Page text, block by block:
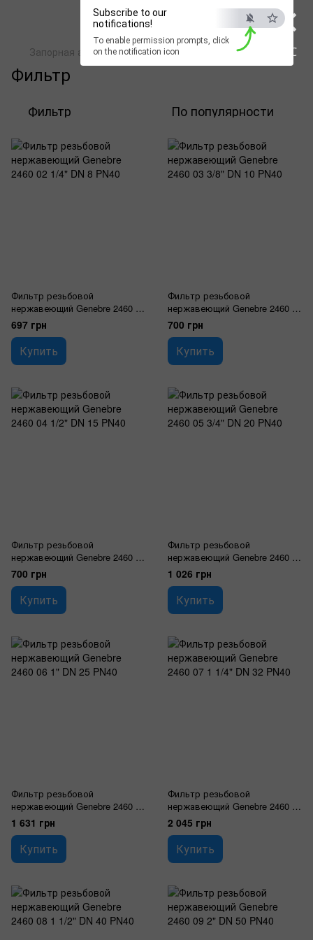
×
ESC
Subscribe to our
notifications!
To enable permission prompts, click
on the notification icon
Запорная арматура Genebre Фильтр
Фильтр
Фильтр По популярности
Фильтр резьбовой
нержавеющий Genebre 2460 02
1/4" DN 8 PN40
697 грн
Купить
Фильтр резьбовой
нержавеющий Genebre 2460 03
3/8" DN 10 PN40
700 грн
Купить
Фильтр резьбовой
нержавеющий Genebre 2460 04
1/2" DN 15 PN40
700 грн
Купить
Фильтр резьбовой
нержавеющий Genebre 2460 05
3/4" DN 20 PN40
1 026 грн
Купить
Фильтр резьбовой
нержавеющий Genebre 2460 06
1" DN 25 PN40
1 631 грн
Купить
Фильтр резьбовой
нержавеющий Genebre 2460 07
1 1/4" DN 32 PN40
2 045 грн
Купить